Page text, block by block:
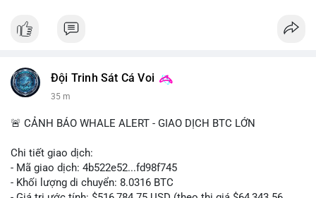
Đội Trinh Sát Cá Voi
35 m
🚨 CẢNH BÁO WHALE ALERT - GIAO DỊCH BTC LỚN
Chi tiết giao dịch:
- Mã giao dịch: 4b522e52...fd98f745
- Khối lượng di chuyển: 8.0316 BTC